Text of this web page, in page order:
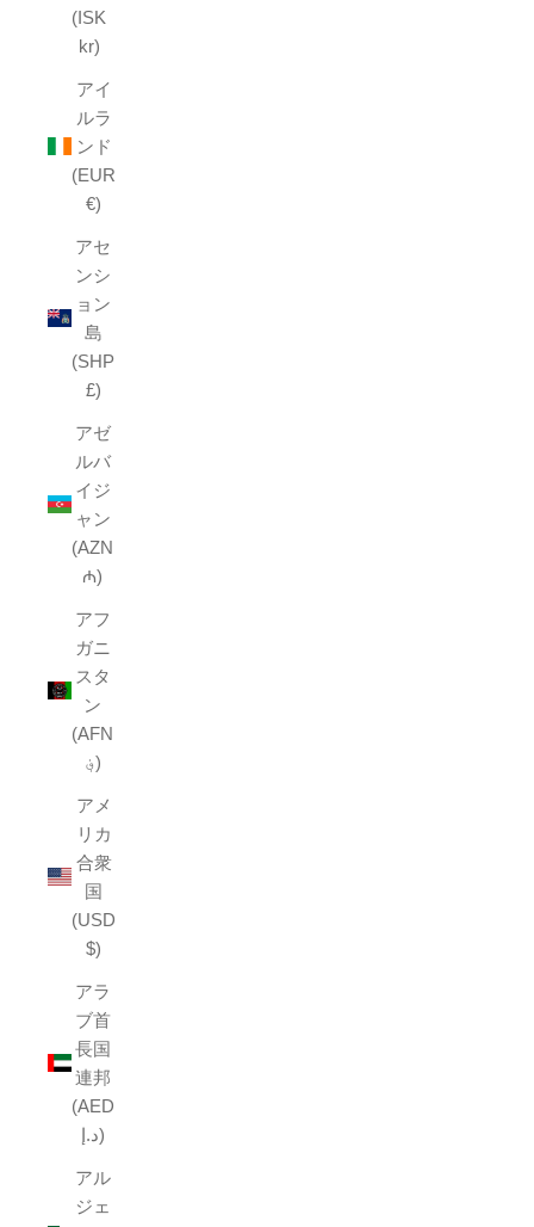
(ISK
kr)
アイ
ルラ
ンド
(EUR
€)
アセ
ンシ
ョン
島
(SHP
£)
アゼ
ルバ
イジ
ャン
(AZN
₼)
アフ
ガニ
スタ
ン
(AFN
؋)
アメ
リカ
合衆
国
(USD
$)
アラ
ブ首
長国
連邦
(AED
د.إ)
アル
ジェ